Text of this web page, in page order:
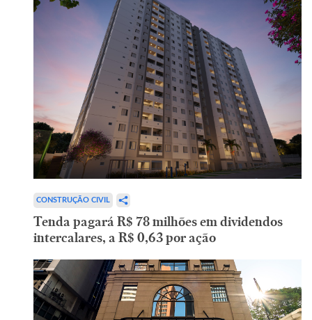
CONSTRUÇÃO CIVIL
Tenda pagará R$ 78 milhões em dividendos
intercalares, a R$ 0,63 por ação